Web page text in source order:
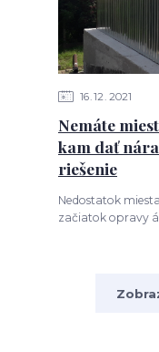
16 12 2021
Nemáte
kam dať
riešenie
Nedostatok
začiatok opravy